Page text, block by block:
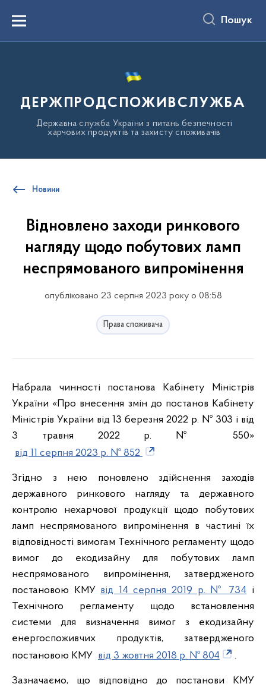
вмістуMenu Пошук
ДЕРЖПРОДСПОЖИВСЛУЖБА
Державна служба України з питань безпечності
харчових продуктів та захисту споживачів
Новини
Відновлено заходи ринкового
нагляду щодо побутових ламп
неспрямованого випромінення
опубліковано 23 серпня 2023 року о 08:58
Права споживача
Набрала чинності постанова Кабінету Міністрів
України «Про внесення змін до постанов Кабінету
Міністрів України від 13 березня 2022 р. № 303 і від
3 травня 2022 р. № 550»
від 11 серпня 2023 р. № 852
Згідно з нею поновлено здійснення заходів
державного ринкового нагляду та державного
контролю нехарчової продукції щодо побутових
ламп неспрямованого випромінення в частині їх
відповідності вимогам Технічного регламенту щодо
вимог до екодизайну для побутових ламп
неспрямованого випромінення, затвердженого
постановою КМУ від 14 серпня 2019 р. № 734 і
Технічного регламенту щодо встановлення
системи для визначення вимог з екодизайну
енергоспоживчих продуктів, затвердженого
постановою КМУ від 3 жовтня 2018 р. № 804 .
Зазначаємо, що відповідно до постанови КМУ